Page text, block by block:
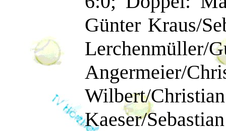
Günter Kraus/
Lerchenmüller/
Angermeier/
Wilbert/
Kaeser/